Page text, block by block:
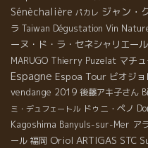
Sénèchalière パカレ ジャン・
ラ Taiwan Dégustation Vin
ーヌ・ド・ラ・セネシャリエール
MARUGO Thierry Puzelat マチ
Espagne Espoa Tour ビオジ
vendange 2019 後藤アキ子さん
ミ・デュフェートル ドゥニ・ペノ
Kagoshima Banyuls-sur-Mer ア
ール 福岡 Oriol ARTIGAS STC